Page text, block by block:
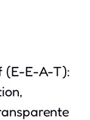
(E-E-A-T):